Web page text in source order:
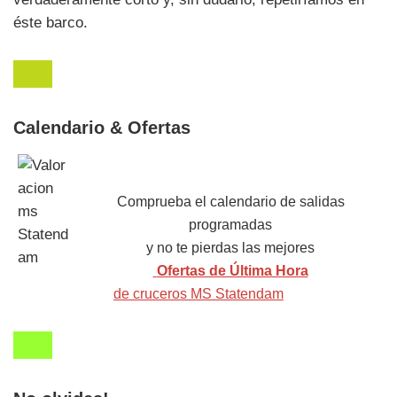
éste barco.
Calendario & Ofertas
Comprueba el calendario de salidas
programadas
y no te pierdas las mejores
Ofertas de Última Hora
de cruceros MS Statendam